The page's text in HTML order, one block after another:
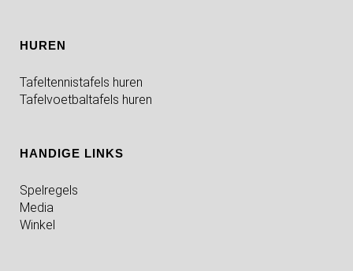
HUREN
Tafeltennistafels huren
Tafelvoetbaltafels huren
HANDIGE LINKS
Spelregels
Media
Winkel